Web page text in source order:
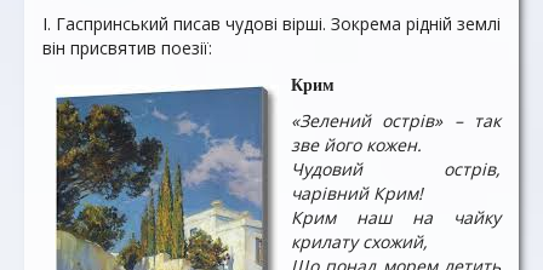
І. Гаспринський писав чудові вірші. Зокрема рідній землі
він присвятив поезії:
Крим
«Зелений острів» – так
зве його кожен.
Чудовий острів,
чарівний Крим!
Крим наш на чайку
крилату схожий,